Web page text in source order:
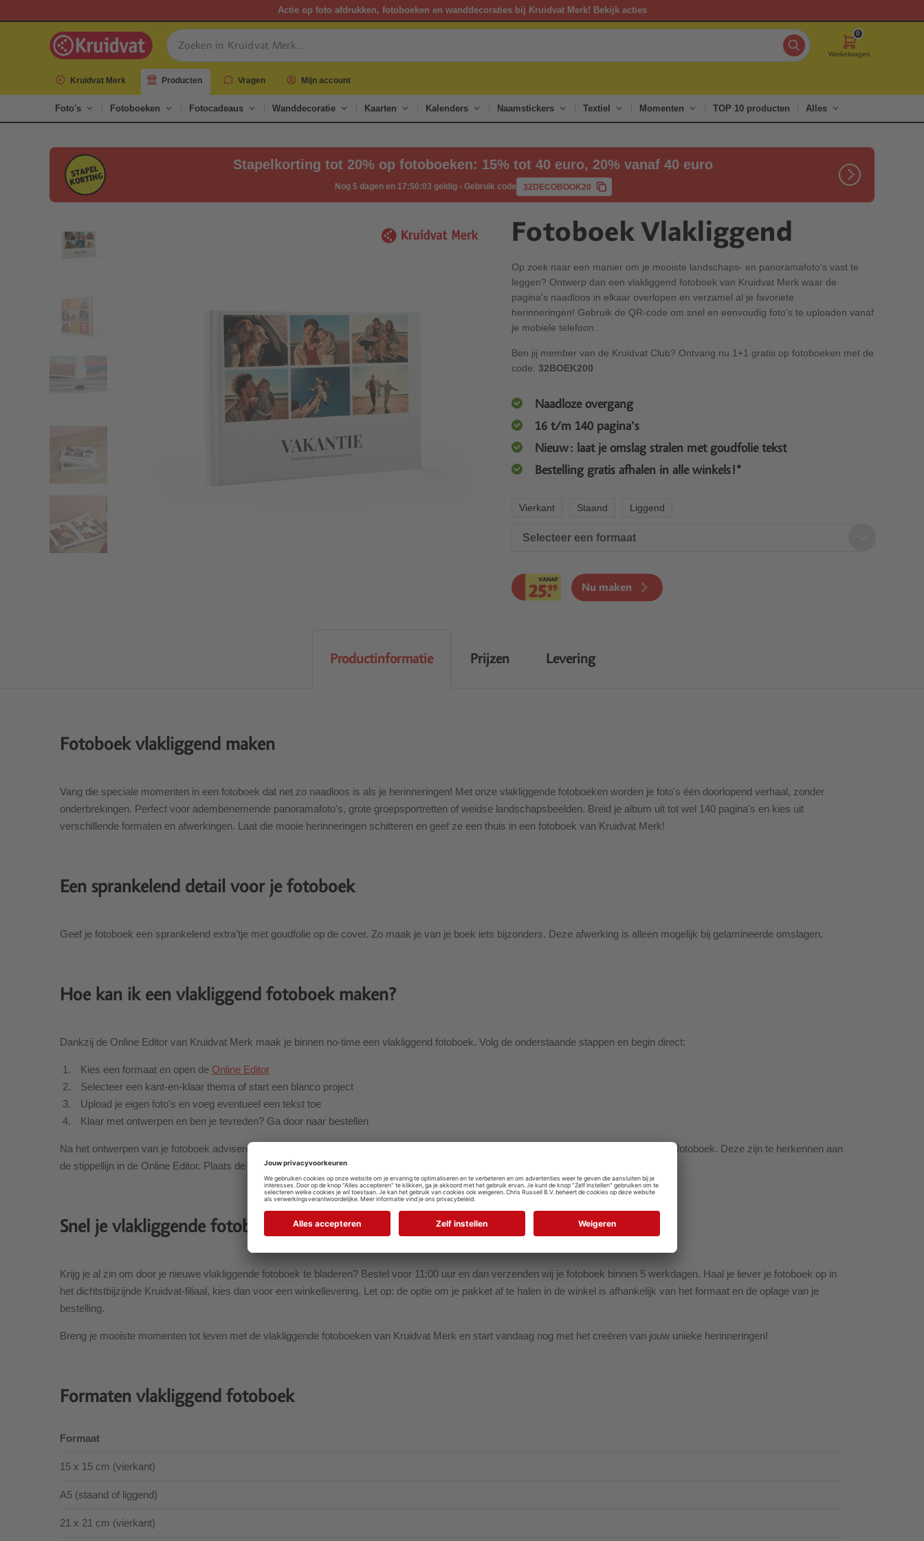
Actie op foto afdrukken, fotoboeken en wanddecoraties bij Kruidvat Merk! Bekijk acties
0
Winkelwagen
Kruidvat Merk Producten Vragen Mijn account
Foto's Fotoboeken Fotocadeaus Wanddecoratie Kaarten Kalenders Naamstickers Textiel Momenten TOP 10 producten Alles
Stapelkorting tot 20% op fotoboeken: 15% tot 40 euro, 20% vanaf 40 euro
Nog 5 dagen en 17:50:03 geldig - Gebruik code 32DECOBOOK20
Fotoboek Vlakliggend
Op zoek naar een manier om je mooiste landschaps- en panoramafoto's vast te
leggen? Ontwerp dan een vlakliggend fotoboek van Kruidvat Merk waar de
pagina's naadloos in elkaar overlopen en verzamel al je favoriete
herinneringen! Gebruik de QR-code om snel en eenvoudig foto's te uploaden vanaf
je mobiele telefoon.
Ben jij member van de Kruidvat Club? Ontvang nu 1+1 gratis op fotoboeken met de
code: 32BOEK200
Naadloze overgang
16 t/m 140 pagina's
Nieuw: laat je omslag stralen met goudfolie tekst
Bestelling gratis afhalen in alle winkels!*
Vierkant Staand Liggend
Selecteer een formaat
VANAF
25.99 Nu maken
Productinformatie Prijzen Levering
Fotoboek vlakliggend maken
Vang die speciale momenten in een fotoboek dat net zo naadloos is als je herinneringen! Met onze vlakliggende fotoboeken worden je foto's één doorlopend verhaal, zonder
onderbrekingen. Perfect voor adembenemende panoramafoto's, grote groepsportretten of weidse landschapsbeelden. Breid je album uit tot wel 140 pagina's en kies uit
verschillende formaten en afwerkingen. Laat die mooie herinneringen schitteren en geef ze een thuis in een fotoboek van Kruidvat Merk!
Een sprankelend detail voor je fotoboek
Geef je fotoboek een sprankelend extra’tje met goudfolie op de cover. Zo maak je van je boek iets bijzonders. Deze afwerking is alleen mogelijk bij gelamineerde omslagen.
Hoe kan ik een vlakliggend fotoboek maken?
Dankzij de Online Editor van Kruidvat Merk maak je binnen no-time een vlakliggend fotoboek. Volg de onderstaande stappen en begin direct:
Kies een formaat en open de Online Editor
Selecteer een kant-en-klaar thema of start een blanco project
Upload je eigen foto's en voeg eventueel een tekst toe
Klaar met ontwerpen en ben je tevreden? Ga door naar bestellen
Na het ontwerpen van je fotoboek adviseren wij om je ontwerp goed te controleren. Let bijvoorbeeld goed op de snij- en vouwlijnen van het fotoboek. Deze zijn te herkennen aan
de stippellijn in de Online Editor. Plaats de belangrijke onderdelen van je foto's dus niet te ver naar de randen of het midden van je fotoboek.
Snel je vlakliggende fotoboek in huis
Krijg je al zin om door je nieuwe vlakliggende fotoboek te bladeren? Bestel voor 11:00 uur en dan verzenden wij je fotoboek binnen 5 werkdagen. Haal je liever je fotoboek op in
het dichtstbijzijnde Kruidvat-filiaal, kies dan voor een winkellevering. Let op: de optie om je pakket af te halen in de winkel is afhankelijk van het formaat en de oplage van je
bestelling.
Breng je mooiste momenten tot leven met de vlakliggende fotoboeken van Kruidvat Merk en start vandaag nog met het creëren van jouw unieke herinneringen!
Formaten vlakliggend fotoboek
Formaat
15 x 15 cm (vierkant)
A5 (staand of liggend)
21 x 21 cm (vierkant)